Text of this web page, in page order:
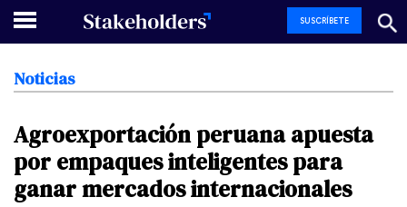
SUSCRÍBETE
Noticias
Agroexportación peruana apuesta
por empaquesinteligentes para
ganarmercadosinternacionales